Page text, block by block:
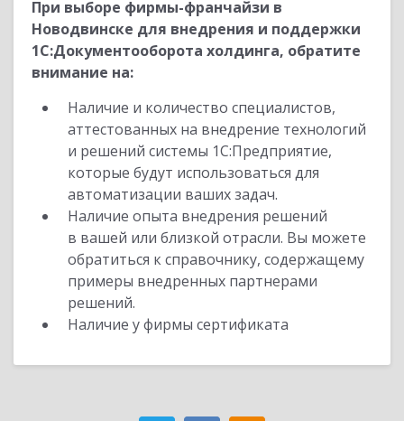
При выборе фирмы-франчайзи в
Новодвинске для внедрения и поддержки
1С:Документооборота холдинга, обратите
внимание на:
Наличие и количество специалистов,
аттестованных на внедрение технологий
и решений системы 1С:Предприятие,
которые будут использоваться для
автоматизации ваших задач.
Наличие опыта внедрения решений
в вашей или близкой отрасли. Вы можете
обратиться к справочнику, содержащему
примеры внедренных партнерами
решений.
Наличие у фирмы сертификата